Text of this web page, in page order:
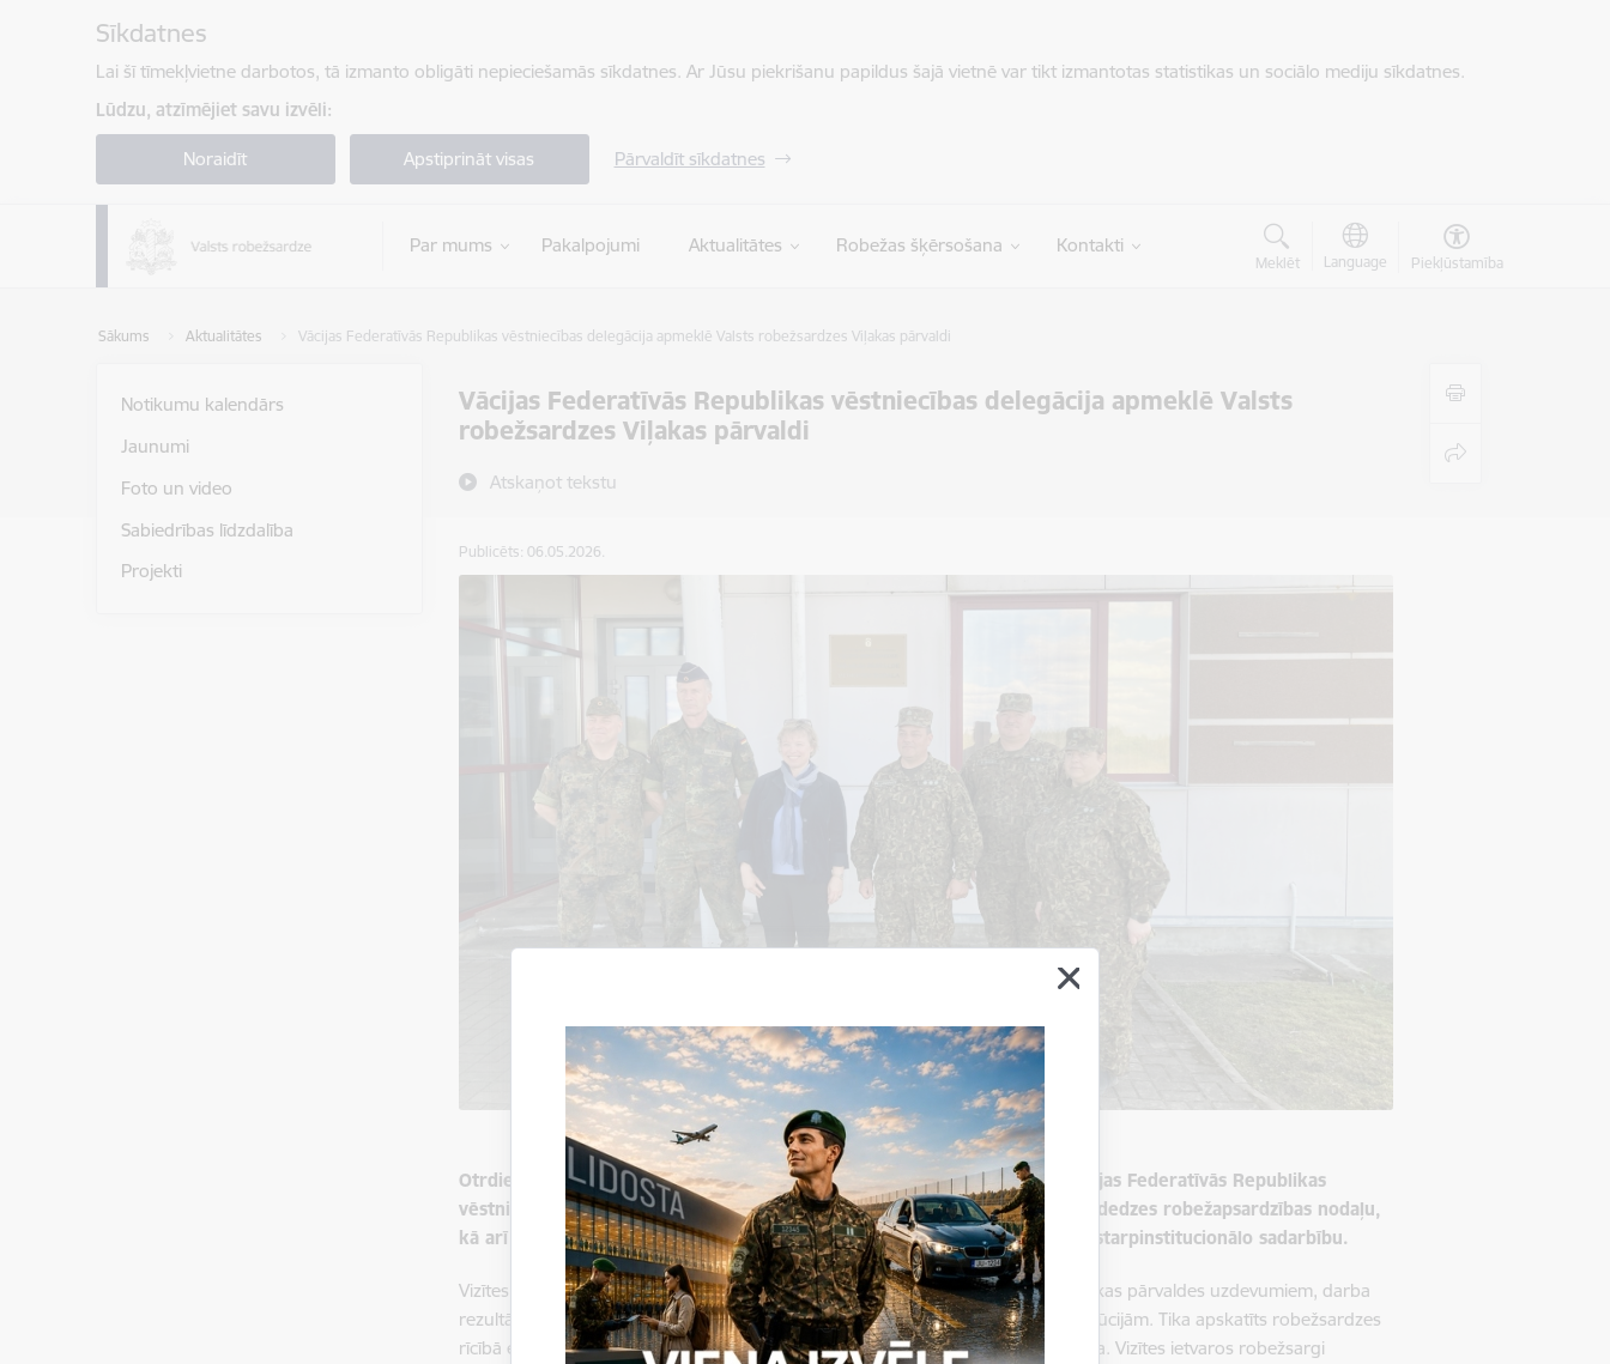
Sīkdatnes
Lai šī tīmekļvietne darbotos, tā izmanto obligāti nepieciešamās sīkdatnes. Ar Jūsu piekrišanu papildus šajā vietnē var tikt izmantotas statistikas un sociālo mediju sīkdatnes.
Lūdzu, atzīmējiet savu izvēli:
Noraidīt Apstiprināt visas Pārvaldīt sīkdatnes
Par mums Pakalpojumi Aktualitātes Robežas šķērsošana Kontakti
Meklēt Language Piekļūstamība
Sākums Aktualitātes Vācijas Federatīvās Republikas vēstniecības delegācija apmeklē Valsts robežsardzes Viļakas pārvaldi
Vācijas Federatīvās Republikas vēstniecības delegācija apmeklē Valsts
robežsardzes Viļakas pārvaldi
Atskaņot tekstu
Notikumu kalendārs
Jaunumi
Foto un video
Sabiedrības līdzdalība
Projekti
Publicēts: 06.05.2026.
Otrdien, 5. maijā, uz Valsts robežsardzes Viļakas pārvaldi vizītē devās Vācijas Federatīvās Republikas
vēstniecības delegācija un Aizsardzības atašejs, lai klātienē iepazītos ar Pededzes robežapsardzības nodaļu,
kā arī Valsts robežsardzes aktuālajiem jautājumiem un izaicinājumiem, un starpinstitucionālo sadarbību.
Vizītes laikā Pededzes robežapsardzības nodaļā delegācija iepazinās ar VRS Viļakas pārvaldes uzdevumiem, darba
rezultātiem, pastāvošajiem riskiem, kā arī sadarbības jautājumiem ar citām institūcijām. Tika apskatīts robežsardzes
rīcībā esošais bruņojums un tehniskie līdzekļi, kā arī zaļās robežas infrastruktūra. Vizītes ietvaros robežsargi